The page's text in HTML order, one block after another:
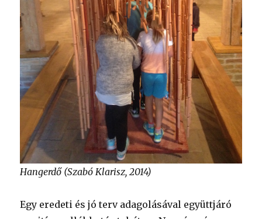
Hangerdő (Szabó Klarisz, 2014)
Egy eredeti és jó terv adagolásával együttjáró